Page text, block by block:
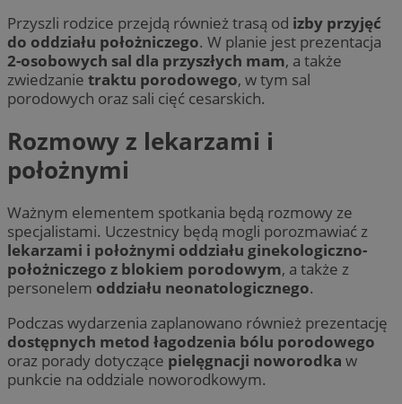
Przyszli rodzice przejdą również trasą od izby przyjęć
do oddziału położniczego. W planie jest prezentacja
2-osobowych sal dla przyszłych mam, a także
zwiedzanie traktu porodowego, w tym sal
porodowych oraz sali cięć cesarskich.
Rozmowy z lekarzami i
położnymi
Ważnym elementem spotkania będą rozmowy ze
specjalistami. Uczestnicy będą mogli porozmawiać z
lekarzami i położnymi oddziału ginekologiczno-
położniczego z blokiem porodowym, a także z
personelem oddziału neonatologicznego.
Podczas wydarzenia zaplanowano również prezentację
dostępnych metod łagodzenia bólu porodowego
oraz porady dotyczące pielęgnacji noworodka w
punkcie na oddziale noworodkowym.